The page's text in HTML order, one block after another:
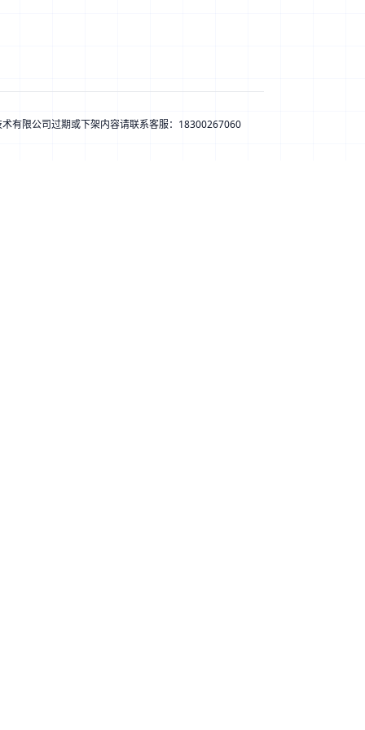
有限公司过期或下架内容请联系客服： 18300267060